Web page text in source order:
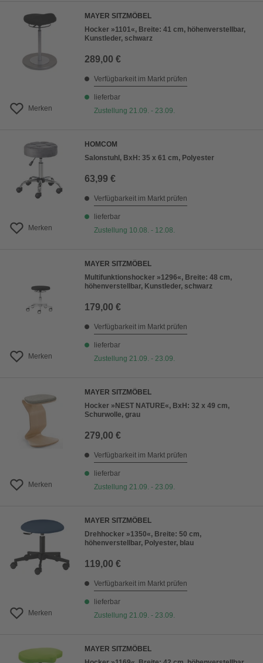
Merken
MAYER SITZMÖBEL
Hocker »1101«, Breite: 41 cm, höhenverstellbar,
Kunstleder, schwarz
289,00 €
Verfügbarkeit im Markt prüfen
lieferbar
Zustellung 21.09. - 23.09.
Merken
HOMCOM
Salonstuhl, BxH: 35 x 61 cm, Polyester
63,99 €
Verfügbarkeit im Markt prüfen
lieferbar
Zustellung 10.08. - 12.08.
Merken
MAYER SITZMÖBEL
Multifunktionshocker »1296«, Breite: 48 cm,
höhenverstellbar, Kunstleder, schwarz
179,00 €
Verfügbarkeit im Markt prüfen
lieferbar
Zustellung 21.09. - 23.09.
Merken
MAYER SITZMÖBEL
Hocker »NEST NATURE«, BxH: 32 x 49 cm,
Schurwolle, grau
279,00 €
Verfügbarkeit im Markt prüfen
lieferbar
Zustellung 21.09. - 23.09.
Merken
MAYER SITZMÖBEL
Drehhocker »1350«, Breite: 50 cm,
höhenverstellbar, Polyester, blau
119,00 €
Verfügbarkeit im Markt prüfen
lieferbar
Zustellung 21.09. - 23.09.
MAYER SITZMÖBEL